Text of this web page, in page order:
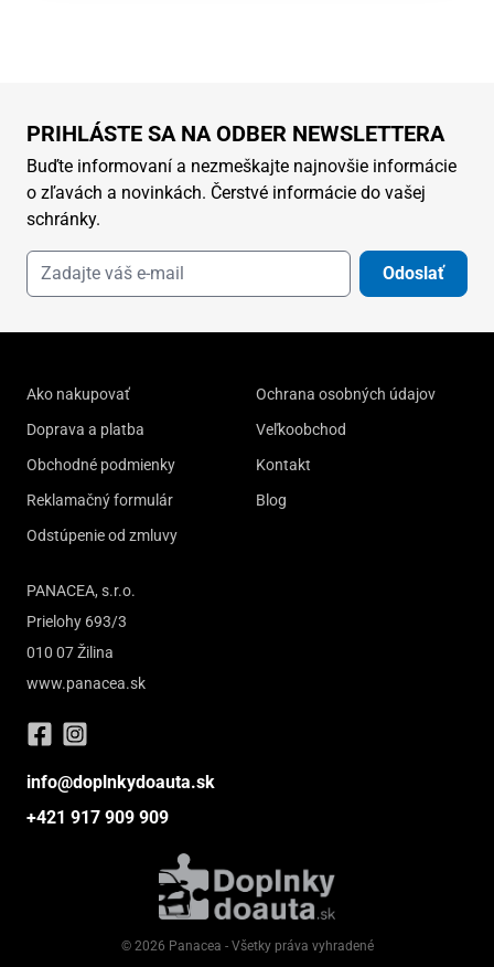
PRIHLÁSTE SA NA ODBER NEWSLETTERA
Buďte informovaní a nezmeškajte najnovšie informácie
o zľavách a novinkách. Čerstvé informácie do vašej
schránky.
Odoslať
Ako nakupovať
Doprava a platba
Obchodné podmienky
Reklamačný formulár
Odstúpenie od zmluvy
Ochrana osobných údajov
Veľkoobchod
Kontakt
Blog
PANACEA, s.r.o.
Prielohy 693/3
010 07 Žilina
www.panacea.sk
info@doplnkydoauta.sk
+421 917 909 909
© 2026 Panacea - Všetky práva vyhradené